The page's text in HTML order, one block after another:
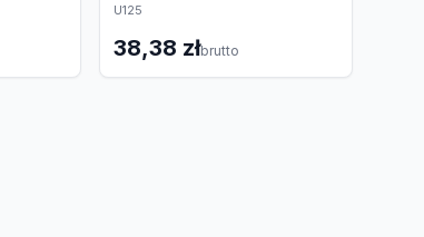
U125
38,38 złbrutto